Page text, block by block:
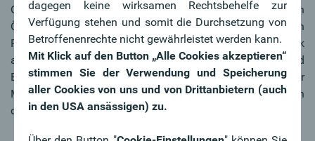
Quadratmetern für 100 Euro im Monat mieten und in
Österreich gibt es Hersteller, die auf 50 Quadratmetern
Platz die Luxusvarianten bauen und mit aller Technik
ausrüsten, die eine unabhängige Wasser- und
Energieversorgung garantieren. Inklusive hochwertiger
Möbel, Schränke, Dusche und Küche, werden da schon an
die 80.000 Euro verbaut.
dagegen keine wirksamen Rechtsbehelfe zur
Verfügung stehen und somit die Durchsetzung von
Betroffenenrechte nicht gewährleistet werden kann.
Mit Klick auf den Button „Alle Cookies akzeptieren“
stimmen Sie der Verwendung und Speicherung
aller Cookies von uns und von Drittanbietern (auch
in den USA ansässigen) zu.